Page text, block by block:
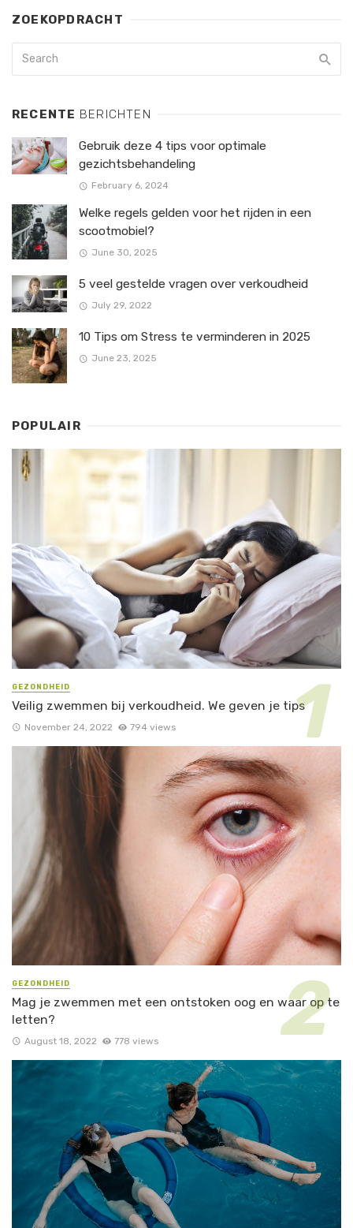
ZOEKOPDRACHT
RECENTE BERICHTEN
Gebruik deze 4 tips voor optimale
gezichtsbehandeling
February 6, 2024
Welke regels gelden voor het rijden in een
scootmobiel?
June 30, 2025
5 veel gestelde vragen over verkoudheid
July 29, 2022
10 Tips om Stress te verminderen in 2025
June 23, 2025
POPULAIR
GEZONDHEID
Veilig zwemmen bij verkoudheid. We geven je tips
November 24, 2022 794 views
GEZONDHEID
Mag je zwemmen met een ontstoken oog en waar op te
letten?
August 18, 2022 778 views